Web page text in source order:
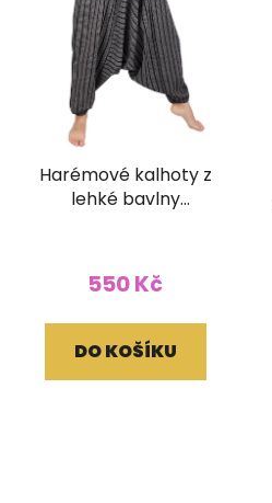
Harémové kalhoty z
lehké bavlny
550 Kč
DO KOŠÍKU